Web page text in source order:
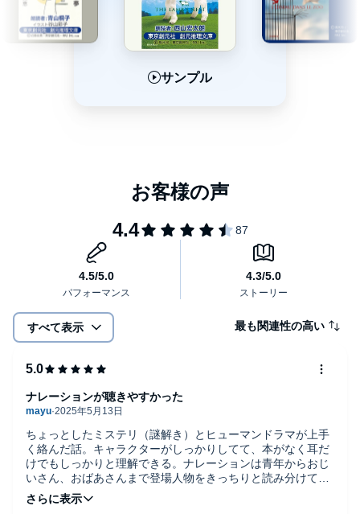
サンプル
すべて表示 最も関連性の高い
ちょっとしたミステリ（謎解き）とヒューマンドラマが上手
く絡んだ話。キャラクターがしっかりしてて、本がなく耳だ
けでもしっかりと理解できる。ナレーションは青年からおじ
いさん、おばあさんまで登場人物をきっちりと読み分けてく
れて、なにより主人公の声が描かれている性格ととてもマッ
チしていたと思う。
ナレーションが聴きやすかった